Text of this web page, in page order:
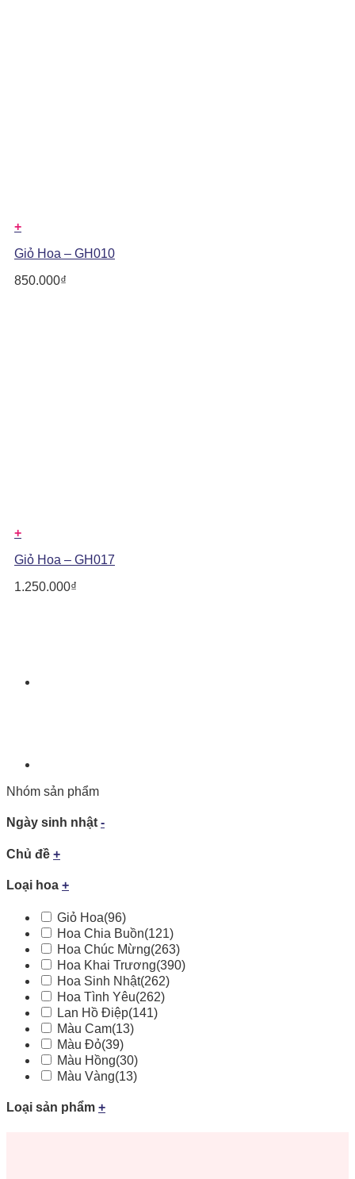
+
Giỏ Hoa – GH010
850.000₫
+
Giỏ Hoa – GH017
1.250.000₫
Nhóm sản phẩm
Ngày sinh nhật -
Chủ đề +
Loại hoa +
Giỏ Hoa(96)
Hoa Chia Buồn(121)
Hoa Chúc Mừng(263)
Hoa Khai Trương(390)
Hoa Sinh Nhật(262)
Hoa Tình Yêu(262)
Lan Hồ Điệp(141)
Màu Cam(13)
Màu Đỏ(39)
Màu Hồng(30)
Màu Vàng(13)
Loại sản phẩm +